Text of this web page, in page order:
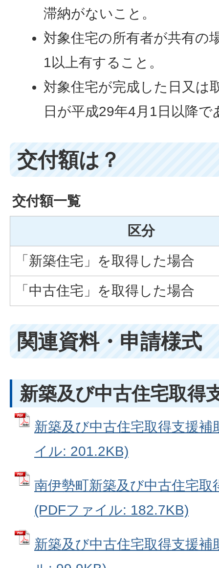
滞納がないこと。
対象住宅の所有者が共有の
1以上有すること。
対象住宅が完成した日又は
日が平成29年4月1日以降で
交付額は？
交付額一覧
区分
「新築住宅」を取得した場合
「中古住宅」を取得した場合
関連資料・申請様式
新築及び中古住宅取得
新築及び中古住宅取得支援
イル: 201.2KB)
南伊勢町新築及び中古住宅取
(PDFファイル: 182.7KB)
新築及び中古住宅取得支援